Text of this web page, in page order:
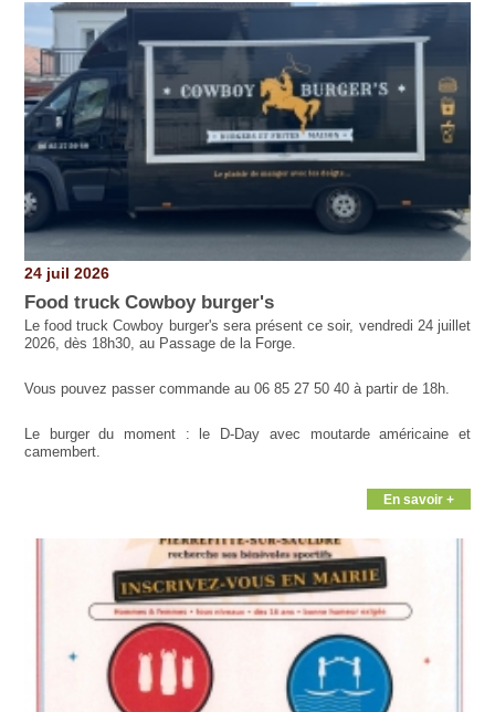
24 juil 2026
Food truck Cowboy burger's
Le food truck Cowboy burger's sera présent ce soir, vendredi 24 juillet
2026, dès 18h30, au Passage de la Forge.
Vous pouvez passer commande au 06 85 27 50 40 à partir de 18h.
Le burger du moment : le D-Day avec moutarde américaine et
camembert.
En savoir +